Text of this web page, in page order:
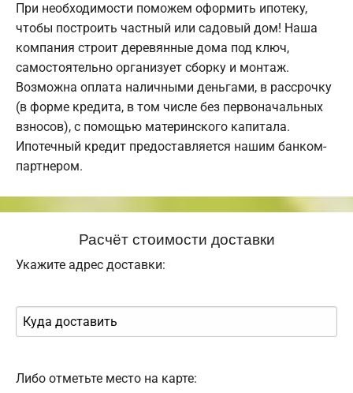
При необходимости поможем оформить ипотеку,
чтобы построить частный или садовый дом! Наша
компания строит деревянные дома под ключ,
самостоятельно организует сборку и монтаж.
Возможна оплата наличными деньгами, в рассрочку
(в форме кредита, в том числе без первоначальных
взносов), с помощью материнского капитала.
Ипотечный кредит предоставляется нашим банком-
партнером.
Расчёт стоимости доставки
Укажите адрес доставки:
Либо отметьте место на карте: